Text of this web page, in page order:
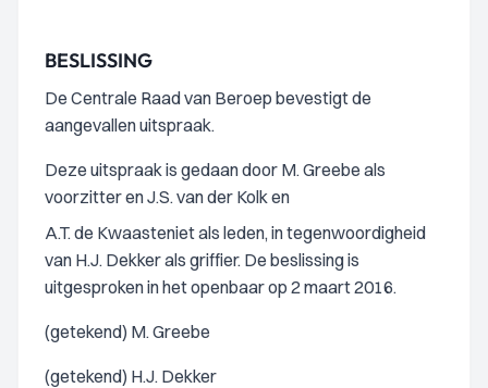
BESLISSING
De Centrale Raad van Beroep bevestigt de
aangevallen uitspraak.
Deze uitspraak is gedaan door M. Greebe als
voorzitter en J.S. van der Kolk en
A.T. de Kwaasteniet als leden, in tegenwoordigheid
van H.J. Dekker als griffier. De beslissing is
uitgesproken in het openbaar op 2 maart 2016.
(getekend) M. Greebe
(getekend) H.J. Dekker